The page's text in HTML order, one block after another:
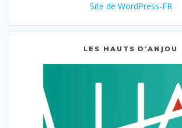
Site de WordPress-FR
LES HAUTS D’ANJOU